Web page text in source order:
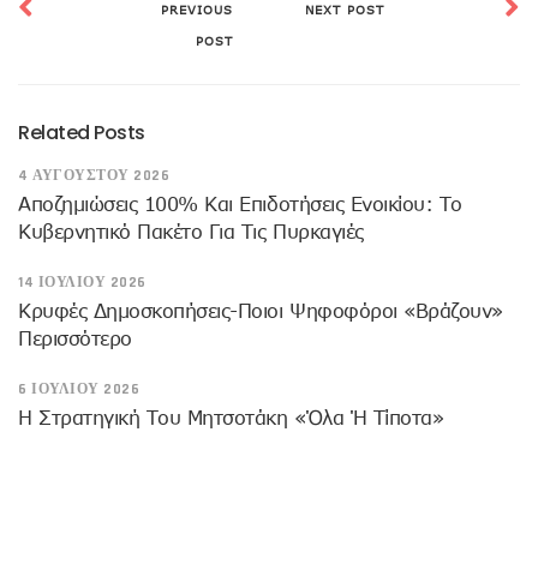
PREVIOUS
POST
NEXT POST
Related Posts
4 ΑΥΓΟΎΣΤΟΥ 2026
Αποζημιώσεις 100% Και Επιδοτήσεις Ενοικίου: Το
Κυβερνητικό Πακέτο Για Τις Πυρκαγιές
14 ΙΟΥΛΊΟΥ 2026
Κρυφές Δημοσκοπήσεις-Ποιοι Ψηφοφόροι «βράζουν»
Περισσότερο
6 ΙΟΥΛΊΟΥ 2026
Η Στρατηγική Του Μητσοτάκη «όλα Ή Τίποτα»